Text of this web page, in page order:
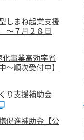
しまね起業支援
～７月２８日
事業高効率省
～順次受付中】
り支援補助金
促進補助金【公